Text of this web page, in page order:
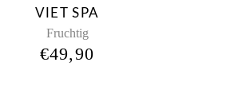
VIET SPA
Fruchtig
€49,90